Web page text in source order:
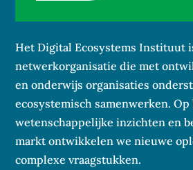
Het Digital Ecosystems Instituut
netwerkorganisatie die met
en onderwijs organisaties
ecosystemisch samenwerken. Op
wetenschappelijke inzichten en
markt ontwikkelen we nieuwe
complexe vraagstukken.